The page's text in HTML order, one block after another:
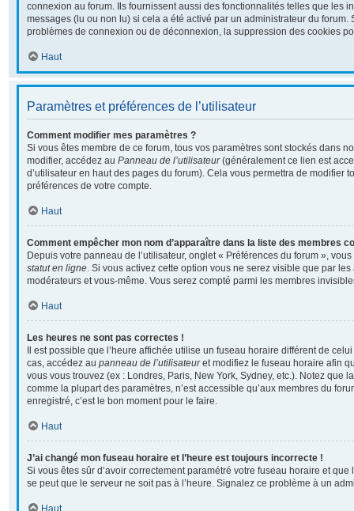
connexion au forum. Ils fournissent aussi des fonctionnalités telles que les
messages (lu ou non lu) si cela a été activé par un administrateur du forum.
problèmes de connexion ou de déconnexion, la suppression des cookies
Haut
Paramètres et préférences de l’utilisateur
Comment modifier mes paramètres ?
Si vous êtes membre de ce forum, tous vos paramètres sont stockés dans
modifier, accédez au Panneau de l’utilisateur(généralement ce lien est
d’utilisateur en haut des pages du forum). Cela vous permettra de modifier
préférences de votre compte.
Haut
Comment empêcher mon nom d’apparaître dans la liste des membres
Depuis votre panneau de l’utilisateur, onglet « Préférences du forum »,
statut en ligne. Si vous activez cette option vous ne serez visible que par
modérateurs et vous-même. Vous serez compté parmi les membres
Haut
Les heures ne sont pas correctes !
Il est possible que l’heure affichée utilise un fuseau horaire différent de
cas, accédez au panneau de l’utilisateuret modifiez le fuseau horaire afin
vous vous trouvez (ex : Londres, Paris, New York, Sydney, etc.). Notez que
comme la plupart des paramètres, n’est accessible qu’aux membres du
enregistré, c’est le bon moment pour le faire.
Haut
J’ai changé mon fuseau horaire et l’heure est toujours incorrecte !
Si vous êtes sûr d’avoir correctement paramétré votre fuseau horaire et que
se peut que le serveur ne soit pas à l’heure. Signalez ce problème à un
Haut